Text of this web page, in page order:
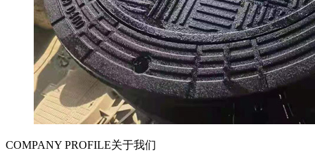
COMPANY PROFILE关于我们